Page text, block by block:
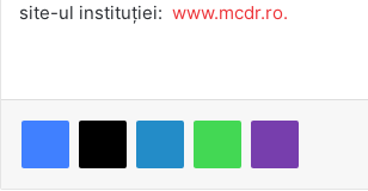
site-ul instituției: www.mcdr.ro.
LinkedIn WhatsApp